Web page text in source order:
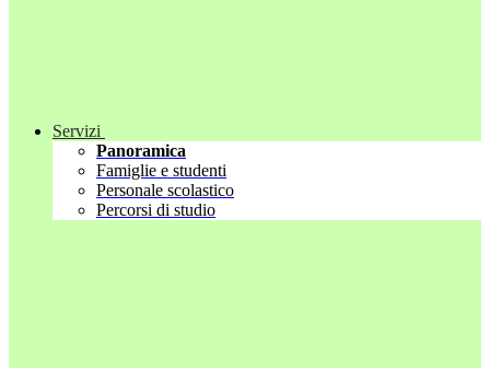
Servizi
Panoramica
Famiglie e studenti
Personale scolastico
Percorsi di studio